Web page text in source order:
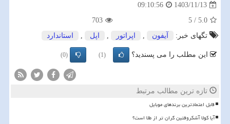
1403/11/13
09:10:56
5.0
/
5
703
تگهای خبر:
آیفون , اپراتور , اپل , استاندارد
این مطلب را می پسندید؟ (1)
(0)
تازه ترین مطالب مرتبط
قابل اعتمادترین برندهای موبایل
آیا کولا آشکروفتین گران تر از طلا است؟